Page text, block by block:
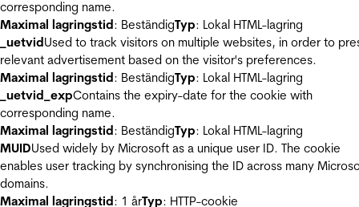
corresponding name.
Maximal lagringstid: BeständigTyp: Lokal HTML-lagring
_uetvidUsed to track visitors on multiple websites, in order to
relevant advertisement based on the visitor's preferences.
Maximal lagringstid: BeständigTyp: Lokal HTML-lagring
_uetvid_expContains the expiry-date for the cookie with
corresponding name.
Maximal lagringstid: BeständigTyp: Lokal HTML-lagring
MUIDUsed widely by Microsoft as a unique user ID. The cookie
enables user tracking by synchronising the ID across many
domains.
Maximal lagringstid: 1 årTyp: HTTP-cookie